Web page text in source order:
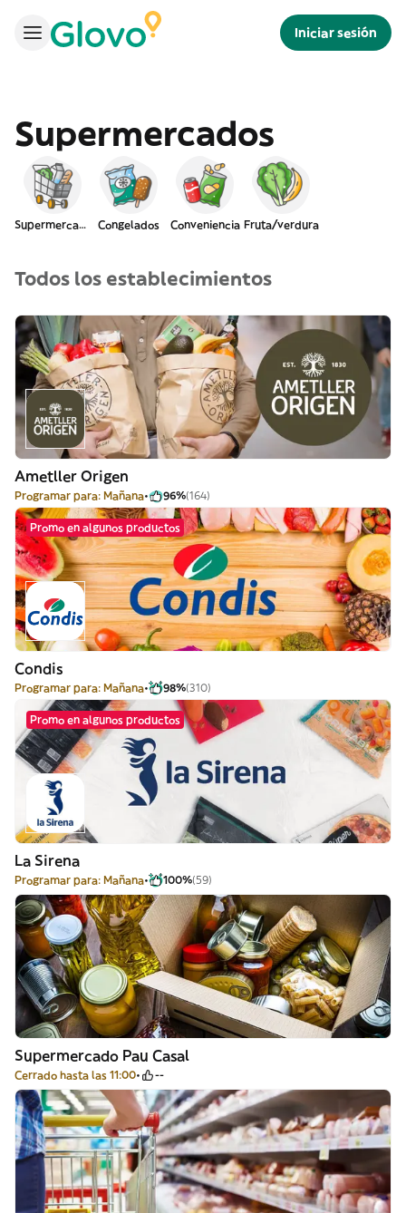
Iniciar sesión
Supermercados
Supermercado Congelados Conveniencia Fruta/verdura
Todos los establecimientos
Ametller Origen
Programar para: Mañana 96%(164)
Promo en algunos productos
Condis
Programar para: Mañana 98%(310)
Promo en algunos productos
La Sirena
Programar para: Mañana 100%(59)
Supermercado Pau Casal
Cerrado hasta las 11:00 --